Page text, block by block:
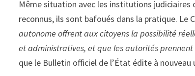
Même situation avec les institutions
reconnus, ils sont bafoués dans la pratique. Le
autonome offrent aux citoyens la possibilité
et administratives, et que les autorités
que le Bulletin officiel de l’État édite à